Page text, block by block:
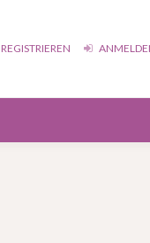
REGISTRIEREN